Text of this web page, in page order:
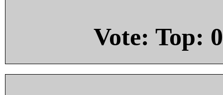
Vote: Top: 0